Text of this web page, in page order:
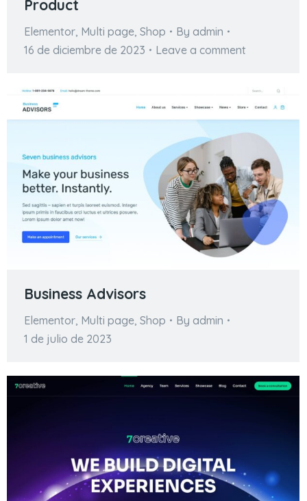
Product
Elementor Multi page Shop By admin
16 de diciembre de 2023
Leave a comment
Business Advisors
Elementor Multi page Shop By admin
1 de julio de 2023